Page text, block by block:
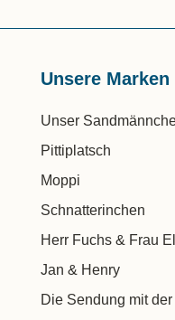
Unsere Marken
Unser
Pittiplatsch
Moppi
Schnatterinchen
Herr Fuchs & Frau
Jan & Henry
Die Sendung mit